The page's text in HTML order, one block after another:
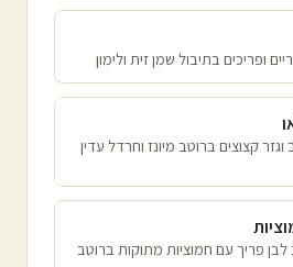
ופריכים בתיבול שמן זית ולימון
קצוצים ברוטב מיונז וחרדל עדין
פריך עם חמוציות מתוקות ברוטב